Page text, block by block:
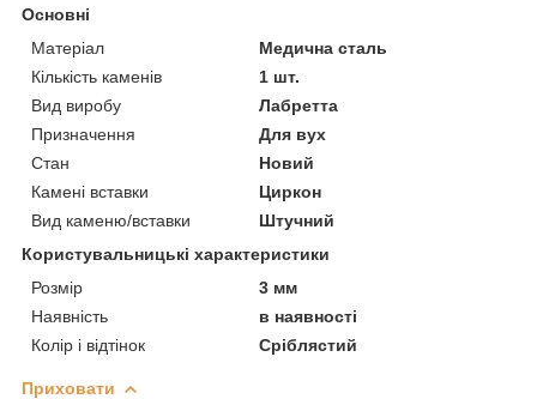
Основні
Матеріал
Медична сталь
Кількість каменів
1 шт.
Вид виробу
Лабретта
Призначення
Для вух
Стан
Новий
Камені вставки
Циркон
Вид каменю/вставки
Штучний
Користувальницькі характеристики
Розмір
3 мм
Наявність
в наявності
Колір і відтінок
Сріблястий
Приховати